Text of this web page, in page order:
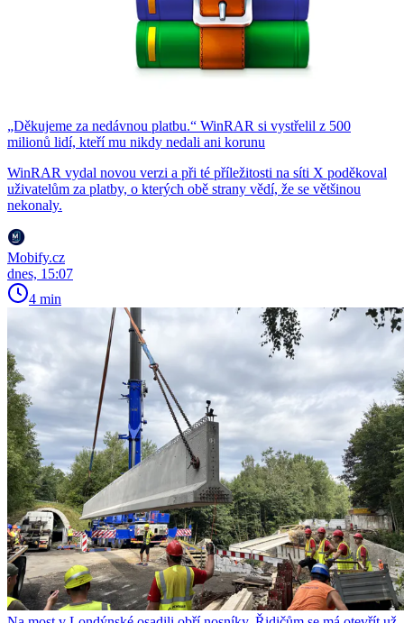
„Děkujeme za nedávnou platbu.“ WinRAR si vystřelil z 500
milionů lidí, kteří mu nikdy nedali ani korunu
WinRAR vydal novou verzi a při té příležitosti na síti X poděkoval
uživatelům za platby, o kterých obě strany vědí, že se většinou
nekonaly.
Mobify.cz
dnes, 15:07
4 min